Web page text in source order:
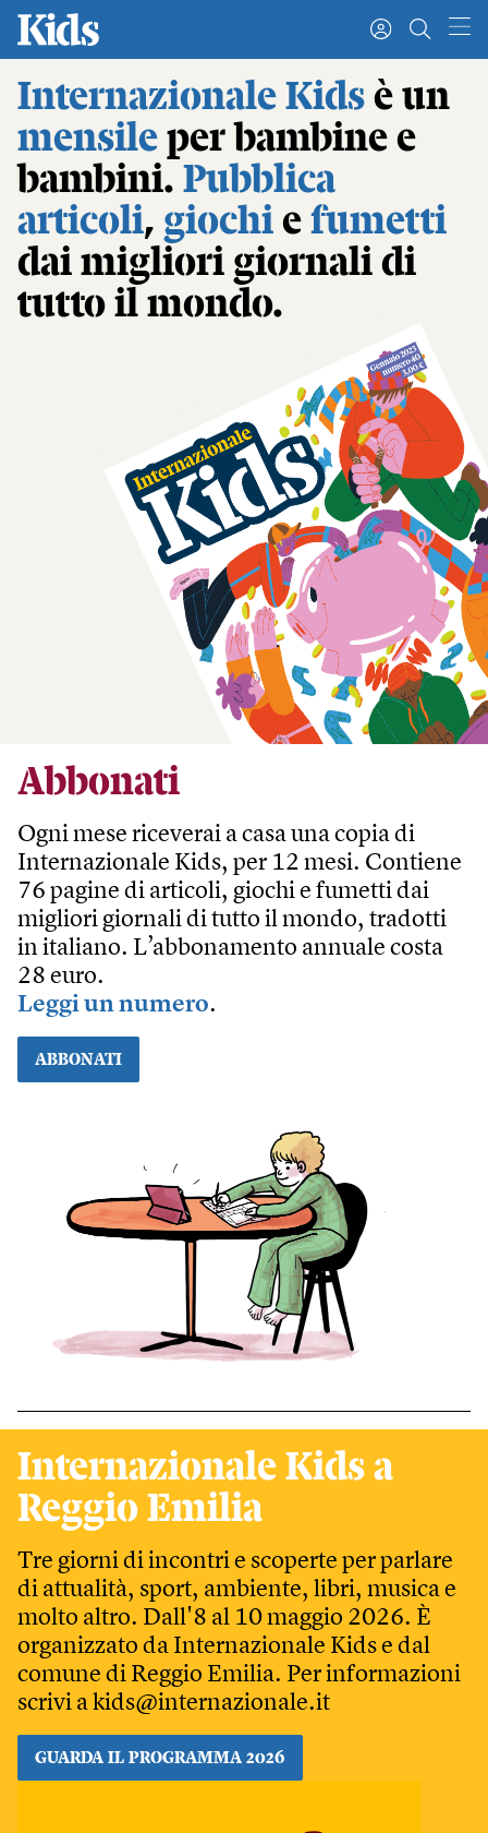
Xxx
Leggi Internazionale
I tuoi dati personali
I tuoi ordini
Regala o rinnova
KIDS
Newsletter
INTERNAZIONALE
Internazionale Kids è un
mensile per bambine e
bambini. Pubblica
articoli, giochi e fumetti
dai migliori giornali di
tutto il mondo.
Abbonati
Ogni mese riceverai a casa una copia di
Internazionale Kids, per 12 mesi. Contiene
76 pagine di articoli, giochi e fumetti dai
migliori giornali di tutto il mondo, tradotti
in italiano. L’abbonamento annuale costa
28 euro.
Leggi un numero.
ABBONATI
Internazionale Kids a
Reggio Emilia
Tre giorni di incontri e scoperte per parlare
di attualità, sport, ambiente, libri, musica e
molto altro. Dall'8 al 10 maggio 2026. È
organizzato da Internazionale Kids e dal
comune di Reggio Emilia. Per informazioni
scrivi akids@internazionale.it
GUARDA IL PROGRAMMA 2026